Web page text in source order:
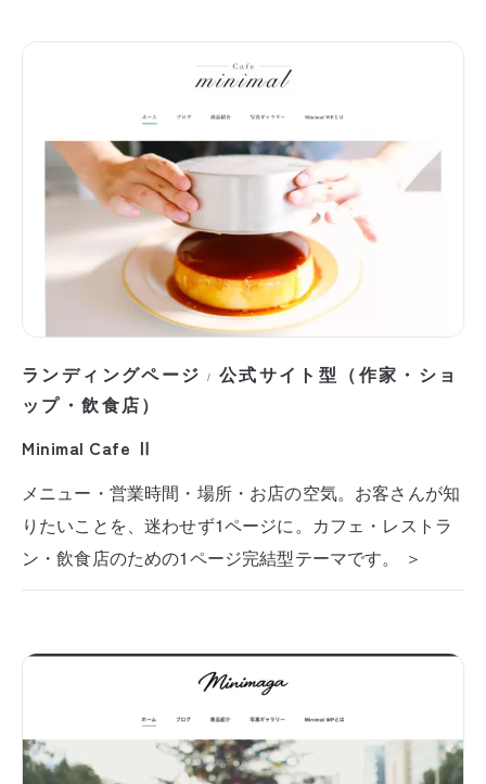
ランディングページ / 公式サイト型（作家・ショ
ップ・飲食店）
Minimal Cafe Ⅱ
メニュー・営業時間・場所・お店の空気。お客さんが知
りたいことを、迷わせず1ページに。カフェ・レストラ
ン・飲食店のための1ページ完結型テーマです。 ＞